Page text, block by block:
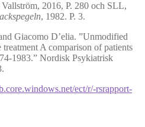
2016, P. 280 och SLL,
, 1982. P. 3.
Giacomo D’elia. ”Unmodified
A comparison of patients
1983.” Nordisk Psykiatrisk
ect/r/-rsrapport-